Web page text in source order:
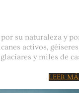
su naturaleza y
activos,
y miles de
LEER